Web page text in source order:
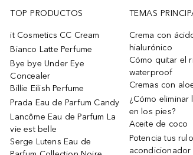
TOP PRODUCTOS
it Cosmetics CC Cream
Bianco Latte Perfume
Bye bye Under Eye
Concealer
Billie Eilish Perfume
Prada Eau de Parfum Candy
Lancôme Eau de Parfum La
vie est belle
Serge Lutens Eau de
TEMAS
Crema con
hialurónico
Cómo quitar el
waterproof
Cremas con
¿Cómo eliminar
en los pies?
Aceite de coco
Potencia tus